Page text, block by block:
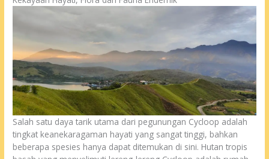
Salah satu daya tarik utama dari pegunungan Cycloop adalah
tingkat keanekaragaman hayati yang sangat tinggi, bahkan
beberapa spesies hanya dapat ditemukan di sini. Hutan tropis